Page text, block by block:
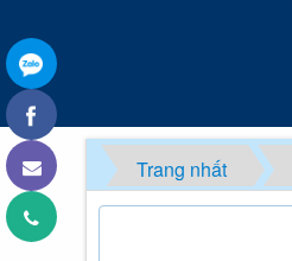
Trang nhất